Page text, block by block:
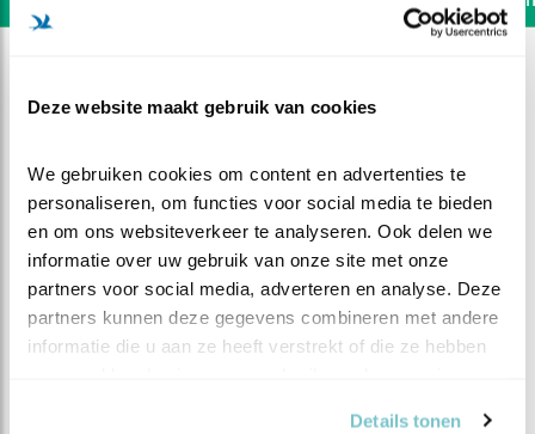
Deze website maakt gebruik van cookies
We gebruiken cookies om content en advertenties te
personaliseren, om functies voor social media te bieden
en om ons websiteverkeer te analyseren. Ook delen we
informatie over uw gebruik van onze site met onze
partners voor social media, adverteren en analyse. Deze
partners kunnen deze gegevens combineren met andere
informatie die u aan ze heeft verstrekt of die ze hebben
Details tonen